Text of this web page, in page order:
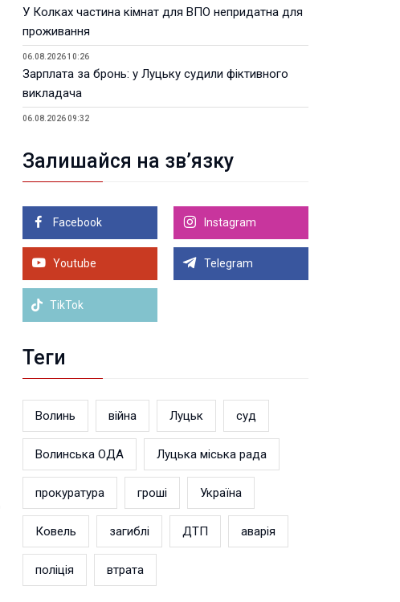
У Колках частина кімнат для ВПО непридатна для
проживання
06.08.2026 10:26
Зарплата за бронь: у Луцьку судили фіктивного
викладача
06.08.2026 09:32
05.08.2026 21:18
Порівняння телеоб'єктивів Sigma Sports та Sony G-
05.08.2026 21:00
У Луцьку на 99,9% готовий новий Державний
ветеранський простір. ВІДЕО
Більше новин
Залишайся на зв’язку
Facebook Instagram
Youtube Telegram
TikTok
Теги
Волинь війна Луцьк суд
Волинська ОДА Луцька міська рада
прокуратура гроші Україна
Ковель загиблі ДТП аварія
поліція втрата